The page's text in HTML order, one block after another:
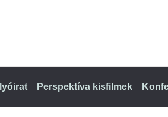
Perspektíva kisfilmek